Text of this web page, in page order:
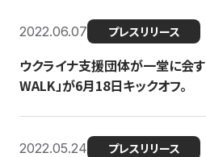
2022.06.07 プレスリリース
ウクライナ支援団体が一堂に会す
WALK」が6月18日キックオフ。
2022.05.24 プレスリリース